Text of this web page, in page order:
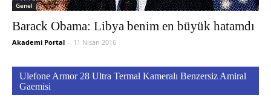
Genel
Barack Obama: Libya benim en büyük hatamdı
Akademi Portal - 11 Nisan 2016
Ulefone Armor 28 Ultra Termal Kameralı Benzersiz Amiral
Gaemisi